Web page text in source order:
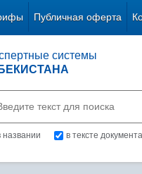
Публичная оферта
системы
названии в тексте документа